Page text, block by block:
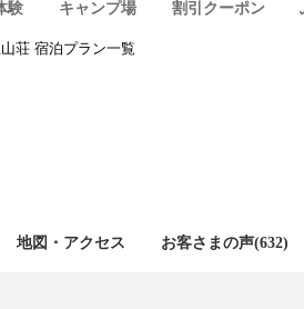
験 キャンプ場 割引クーポン
荘 宿泊プラン一覧
地図・アクセス お客さまの声(632)